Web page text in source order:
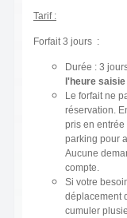
Tarif :
Forfait 3 jours :
Durée : 3
l'heure
Le forfait ne
réservation.
pris en entrée
parking pour
Aucune
compte.
Si votre
déplacement
cumuler